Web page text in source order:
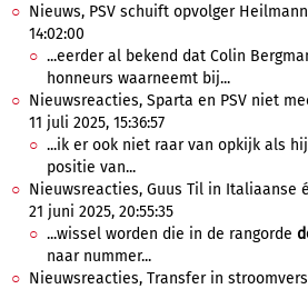
Nieuws, PSV schuift opvolger
14:02:00
...eerder al bekend dat Colin
honneurs waarneemt bij...
Nieuwsreacties, Sparta en PSV niet
11 juli 2025, 15:36:57
...ik er ook niet raar van opkijk als hij
positie van...
Nieuwsreacties, Guus Til in Italiaanse
21 juni 2025, 20:55:35
...wissel worden die in de rangorde
naar nummer...
Nieuwsreacties, Transfer in